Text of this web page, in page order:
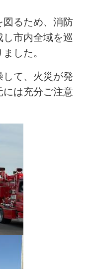
図るため、消防
市内全域を巡
した。
して、火災が発
には充分ご注意